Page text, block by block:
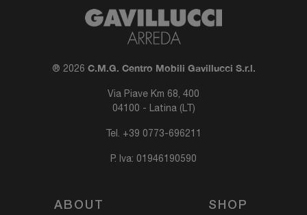
® 2026 C.M.G. Centro Mobili Gavillucci S.r.l.
Via Piave Km 68, 400
04100 - Latina (LT)
Tel. +39 0773-696211
P. Iva: 01946190590
ABOUT
SHOP